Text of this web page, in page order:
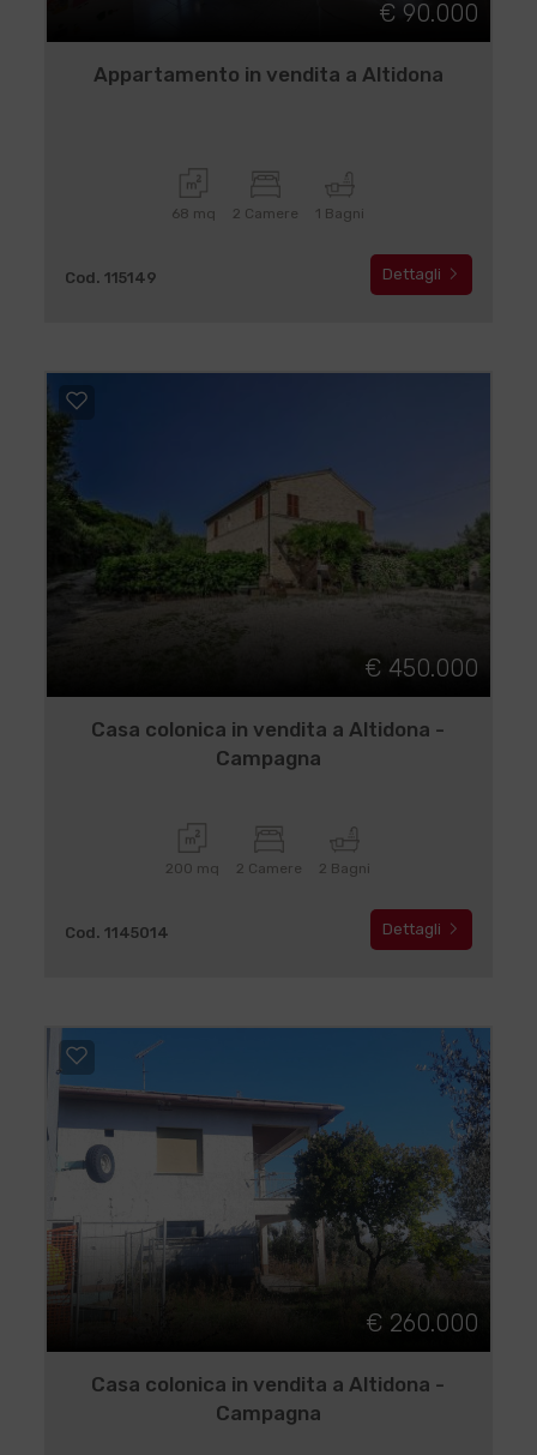
€ 90.000
Appartamento in vendita a Altidona
68 mq 2 Camere 1 Bagni
Cod. 115149 Dettagli
€ 450.000
Casa colonica in vendita a Altidona -
Campagna
200 mq 2 Camere 2 Bagni
Cod. 1145014 Dettagli
€ 260.000
Casa colonica in vendita a Altidona -
Campagna